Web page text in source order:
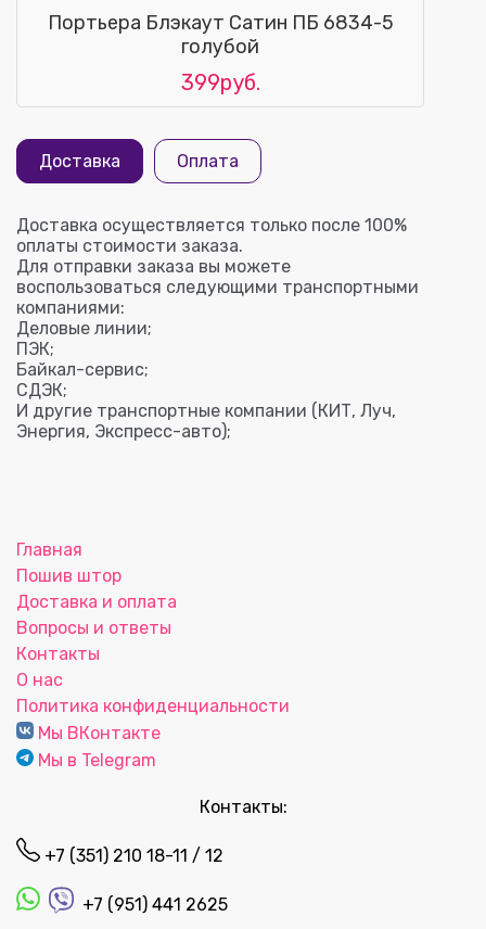
Портьера Блэкаут Сатин ПБ 6834-5
голубой
399руб.
Доставка Оплата
Доставка осуществляется только после 100%
оплаты стоимости заказа.
Для отправки заказа вы можете
воспользоваться следующими транспортными
компаниями:
Деловые линии;
ПЭК;
Байкал-сервис;
СДЭК;
И другие транспортные компании (КИТ, Луч,
Энергия, Экспресс-авто);
Главная
Пошив штор
Доставка и оплата
Вопросы и ответы
Контакты
О нас
Политика конфиденциальности
Мы ВКонтакте
Мы в Telegram
Контакты:
+7 (351) 210 18-11 / 12
+7 (951) 441 2625